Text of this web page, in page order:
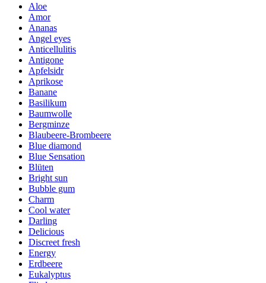
Aloe
Amor
Ananas
Angel eyes
Anticellulitis
Antigone
Apfelsidr
Aprikose
Banane
Basilikum
Baumwolle
Bergminze
Blaubeere-Brombeere
Blue diamond
Blue Sensation
Blüten
Bright sun
Bubble gum
Charm
Cool water
Darling
Delicious
Discreet fresh
Energy
Erdbeere
Eukalyptus